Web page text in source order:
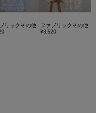
リックその他
ファブリックその他
¥3,520